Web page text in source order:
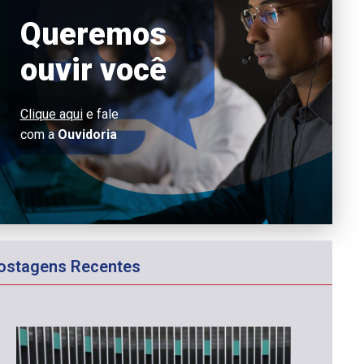
Queremos
ouvir você
Clique aquie fale
com aOuvidoria
Recentes